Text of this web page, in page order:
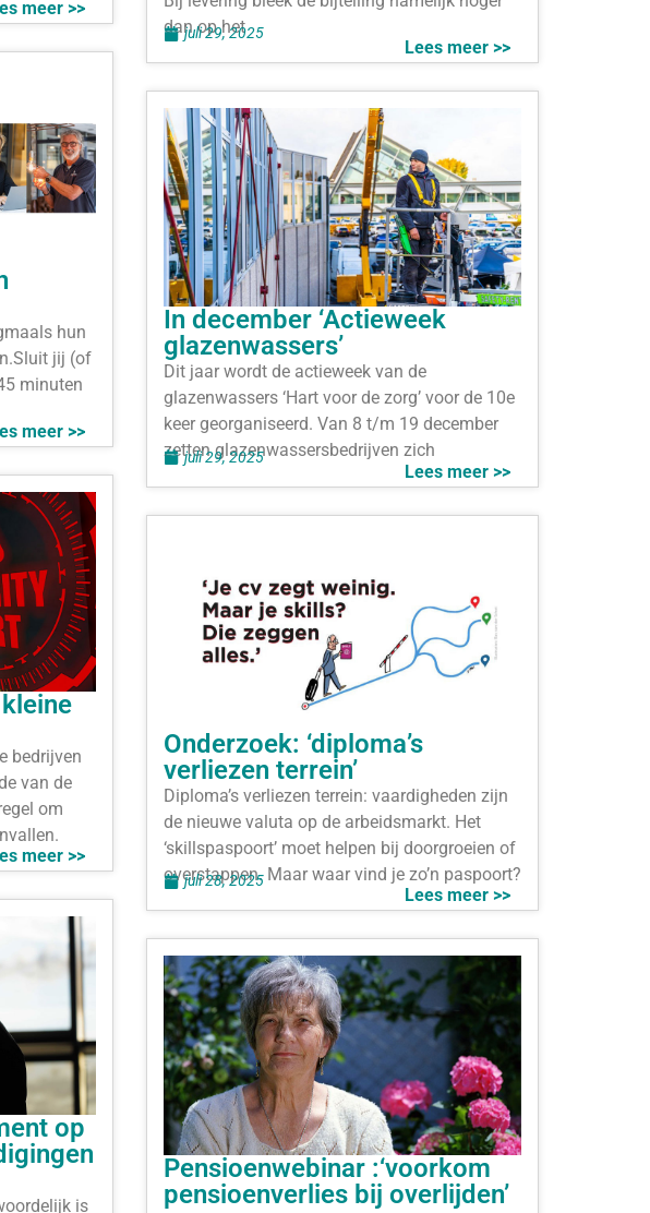
meer >>
dan op het
Lees meer >>
juli 29, 2025
hun
jij (of
minuten
meer >>
In december ‘Actieweek
glazenwassers’
Dit jaar wordt de actieweek van de
glazenwassers ‘Hart voor de zorg’ voor de 10e
keer georganiseerd. Van 8 t/m 19 december
zetten glazenwassersbedrijven zich
Lees meer >>
juli 29, 2025
bedrijven
van de
om
meer >>
Onderzoek: ‘diploma’s
verliezen terrein’
Diploma’s verliezen terrein: vaardig­heden zijn
de nieuwe valuta op de arbeidsmarkt. Het
‘skillspaspoort’ moet helpen bij doorgroeien of
overstappen. Maar waar vind je zo’n paspoort?
Lees meer >>
juli 28, 2025
op
is
Pensioenwebinar :‘voorkom
pensioenverlies bij overlijden’